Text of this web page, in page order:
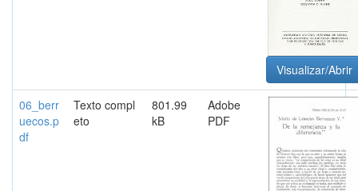
Visualizar/Abrir
06_berr
uecos.p
df
Texto compl
eto
801.99
kB
Adobe
PDF